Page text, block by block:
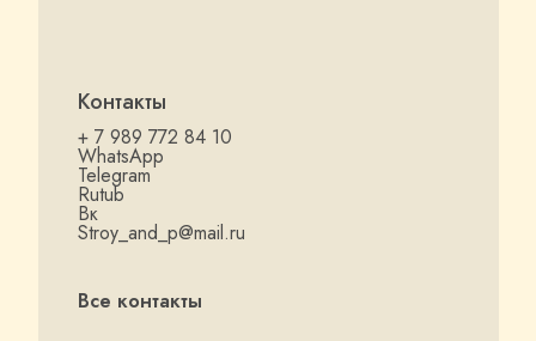
+ 7 989 772 84 10
WhatsApp
Telegram
Rutub
Вк
Stroy_and_p@mail.ru
Все контакты
Контакты